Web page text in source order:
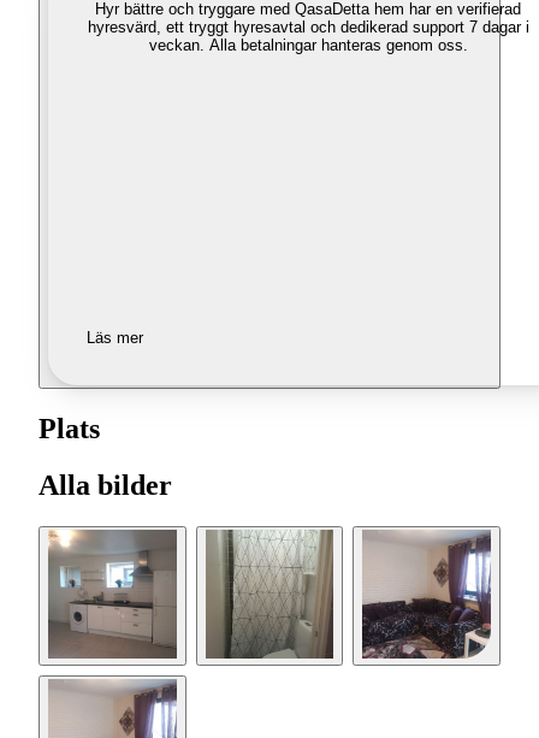
Hyr bättre och tryggare med QasaDetta hem har en verifierad
hyresvärd, ett tryggt hyresavtal och dedikerad support 7 dagar i
veckan. Alla betalningar hanteras genom oss.
Läs mer
Plats
Alla bilder